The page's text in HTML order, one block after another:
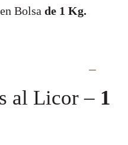
Bolsa de 1 Kg.
al Licor – 1